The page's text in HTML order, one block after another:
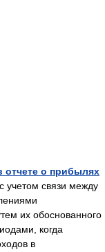
отчете о прибылях
учетом связи между
их обоснованного
когда
в